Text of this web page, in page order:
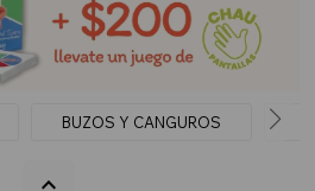
BUZOS Y CANGUROS